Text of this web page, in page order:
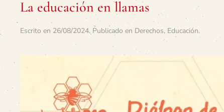
La educación en llamas
Escrito en 26/08/2024. Publicado en Derechos, Educación.